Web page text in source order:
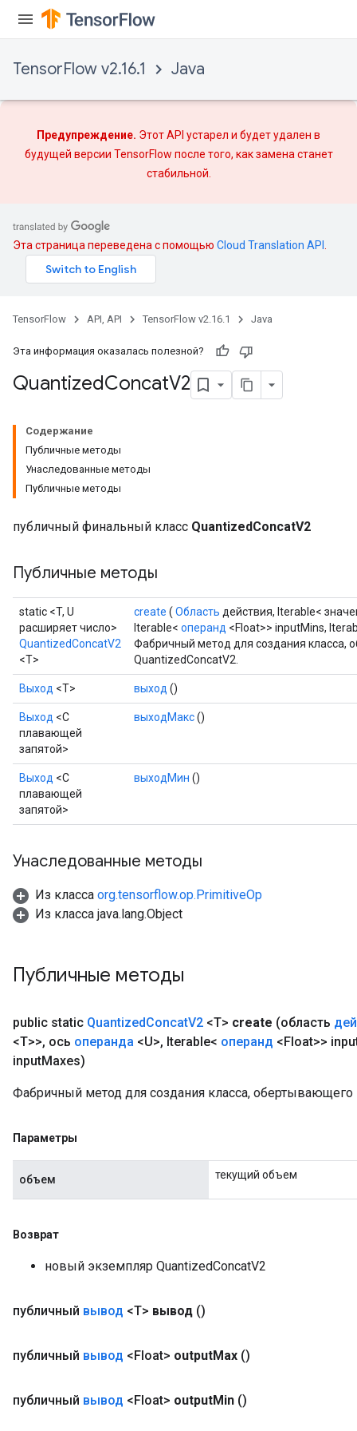
TensorFlow v2.16.1 Java
Предупреждение. Этот API устарел и будет удален в
будущей версии TensorFlow после того, какзамена станет
стабильной.
Эта страница переведена с помощью Cloud Translation API
TensorFlow API, API TensorFlow v2.16.1 Java
Эта информация оказалась полезной?
QuantizedConcatV2
Содержание
Публичные методы
Унаследованные методы
Публичные методы
публичный финальный класс QuantizedConcatV2
Публичные методы
static <T, U
расширяет число>
QuantizedConcatV2
<T>
create ( Область действия, Iterable<
Iterable< операнд <Float>> inputMins,
Фабричный метод для создания класса,
QuantizedConcatV2.
Выход <Т> выход ()
Выход <С
плавающей
запятой>
выходМакс()
Выход <С
плавающей
запятой>
выходМин ()
Унаследованные методы
Из класса org.tensorflow.op.PrimitiveOp
Из класса java.lang.Object
Публичные методы
public static QuantizedConcatV2 <T> create (область
<T>>, ось операнда <U>, Iterable< операнд <Float>>
inputMaxes)
Фабричный метод для создания класса,
Параметры
объем текущий объем
Возврат
новый экземпляр QuantizedConcatV2
публичный вывод <T> вывод ()
публичный вывод <Float> outputMax ()
публичный вывод <Float> outputMin ()